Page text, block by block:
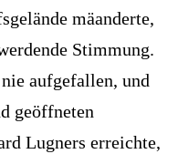
mäanderte,
Stimmung.
aufgefallen, und
geöffneten
Lugners erreichte,